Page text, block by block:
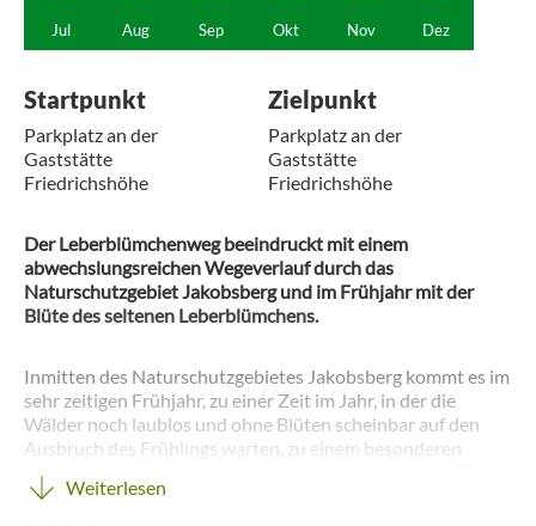
Jul Aug Sep Okt Nov Dez
Startpunkt
Parkplatz an der
Gaststätte
Friedrichshöhe
Zielpunkt
Parkplatz an der
Gaststätte
Friedrichshöhe
Der Leberblümchenweg beeindruckt mit einem
abwechslungsreichen Wegeverlauf durch das
Naturschutzgebiet Jakobsberg und im Frühjahr mit der
Blüte des seltenen Leberblümchens.
Inmitten des Naturschutzgebietes Jakobsberg kommt es im
sehr zeitigen Frühjahr, zu einer Zeit im Jahr, in der die
Wälder noch laublos und ohne Blüten scheinbar auf den
Ausbruch des Frühlings warten, zu einem besonderen
Naturschauspiel. Es beginnt die kurze aber prächtige Blüte
des Leberblümchens (Anemone hepatica oder auch
Weiterlesen